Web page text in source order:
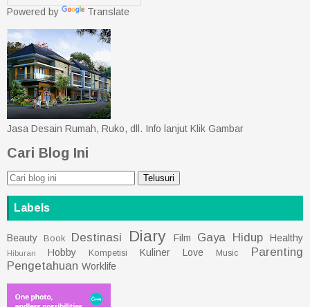
Powered by Translate
Jasa Desain Rumah, Ruko, dll. Info lanjut Klik Gambar
Cari Blog Ini
Labels
Beauty Book Destinasi Diary Film Gaya Hidup Healthy
Hiburan Hobby Kompetisi Kuliner Love Music
Parenting
Pengetahuan Worklife